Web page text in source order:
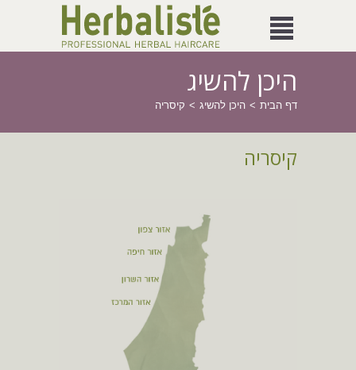
היכן להשיג
דף הבית היכן להשיג קיסריה
קיסריה